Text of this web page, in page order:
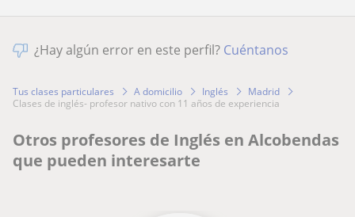
¿Hay algún error en este perfil? Cuéntanos
Tus clases particulares A domicilio Inglés
Madrid
clases de inglés- profesor nativo con 11 años de experiencia
Otros profesores de Inglés en Alcobendas
que pueden interesarte